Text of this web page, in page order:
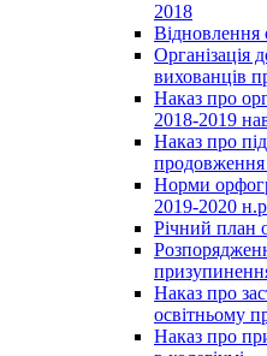
2018
Відновлення
Організація
вихованців
Наказ про
2018-2019
Наказ про
продовження
Норми
2019-2020
Річний план
Наказ про
освітньому
Наказ про